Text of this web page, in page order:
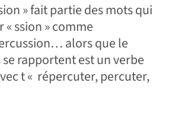
» fait partie des mots qui
ssion » comme
alors que le
rapportent est un verbe
t « répercuter, percuter,